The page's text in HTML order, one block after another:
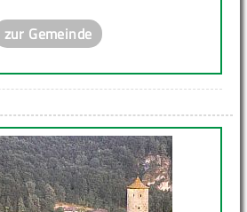
zur Gemeinde